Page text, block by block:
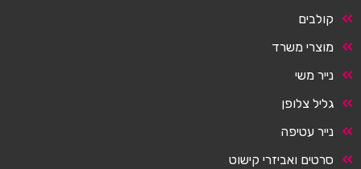
קולבים
מוצרי משרד
נייר משי
גליל צלופן
נייר עטיפה
סרטים ואביזרי קישוט